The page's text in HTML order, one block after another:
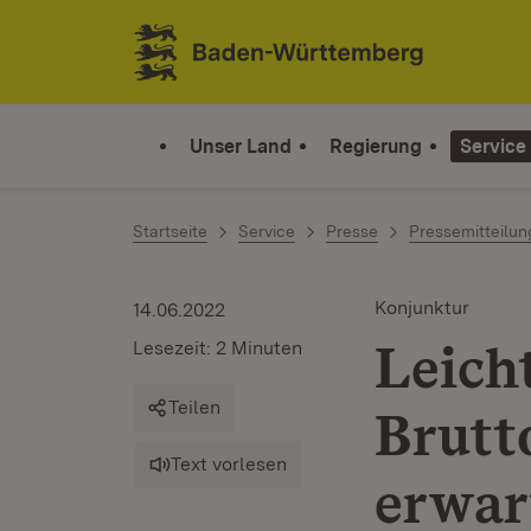
Zum Inhalt springen
Link zur Startseite
Unser Land Regierung Service
Startseite Service Presse
Konjunktur
14.06.2022
Lesezeit: 2 Minuten
Teilen
Text vorlesen